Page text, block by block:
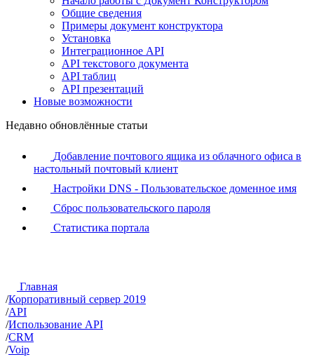
Общие сведения
Примеры документ конструктора
Установка
Интеграционное API
API текстового документа
API таблиц
API презентаций
Новые возможности
Недавно обновлённые статьи
Добавление почтового ящика из облачного офиса в
настольный почтовый клиент
Настройки DNS - Пользовательское доменное имя
Сброс пользовательского пароля
Статистика портала
Главная
/Корпоративный сервер 2019
/API
/Использование API
/CRM
/Voip